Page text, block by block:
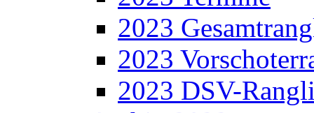
2023
2023
2023 DSV-